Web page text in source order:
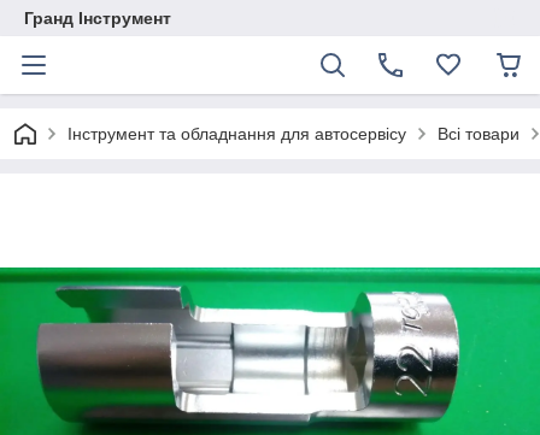
Гранд Інструмент
Інструмент та обладнання для автосервісу Всі товари